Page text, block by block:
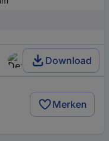
Download
Merken